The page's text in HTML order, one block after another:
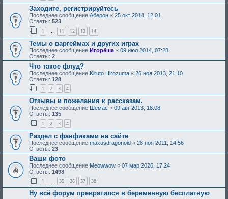
Заходите, регистрируйтесь
Последнее сообщение Аберон « 25 окт 2014, 12:01
Ответы: 523
1 … 11 12 13 14
Темы о варгеймах и других играх
Последнее сообщение Игорёша « 09 июл 2014, 07:28
Ответы: 2
Что такое флуд?
Последнее сообщение Kiruto Hirozuma « 26 ноя 2013, 21:10
Ответы: 128
1 2 3 4
Отзывы и пожелания к рассказам.
Последнее сообщение Шемас « 09 авг 2013, 18:08
Ответы: 135
1 2 3 4
Раздел с фанфиками на сайте
Последнее сообщение maxusdragonoid « 28 ноя 2011, 14:56
Ответы: 23
Ваши фото
Последнее сообщение Meowwow « 07 мар 2026, 17:24
Ответы: 1498
1 35 36 37 38
Ну всё форум превратился в беременную бесплатную